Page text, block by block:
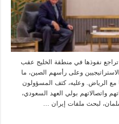
نفوذها في منطقة الخليج عقب
وعلى رأسهم الصين، ما
مع الرياض. وعليه، كثف المسؤولون
واتصالاتهم بولي العهد السعودي،
لبحث ملفات إيران …